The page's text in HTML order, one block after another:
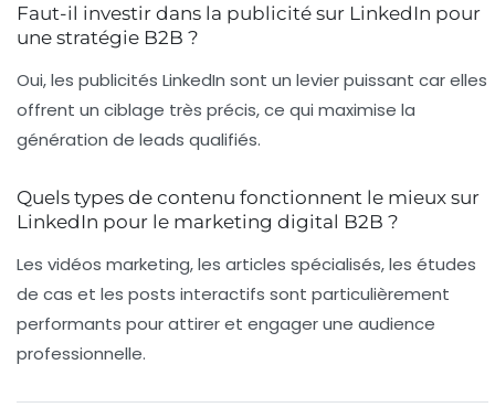
Faut-il investir dans la publicité sur LinkedIn pour
une stratégie B2B ?
Oui, les publicités LinkedIn sont un levier puissant car elles
offrent un ciblage très précis, ce qui maximise la
génération de leads qualifiés.
Quels types de contenu fonctionnent le mieux sur
LinkedIn pour le marketing digital B2B ?
Les vidéos marketing, les articles spécialisés, les études
de cas et les posts interactifs sont particulièrement
performants pour attirer et engager une audience
professionnelle.